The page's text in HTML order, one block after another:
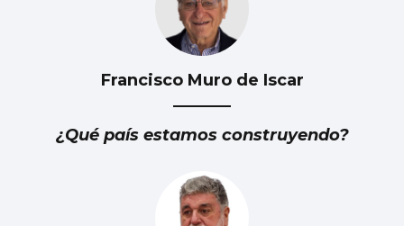
Francisco Muro de Iscar
¿Qué país estamos construyendo?